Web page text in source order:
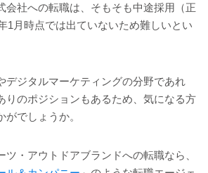
会社への転職は、そもそも中途採用（正
1月時点では出ていないため難しいとい
デジタルマーケティングの分野であれ
りのポジションもあるため、気になる方
でしょうか。
ツ・アウトドアブランドへの転職なら、